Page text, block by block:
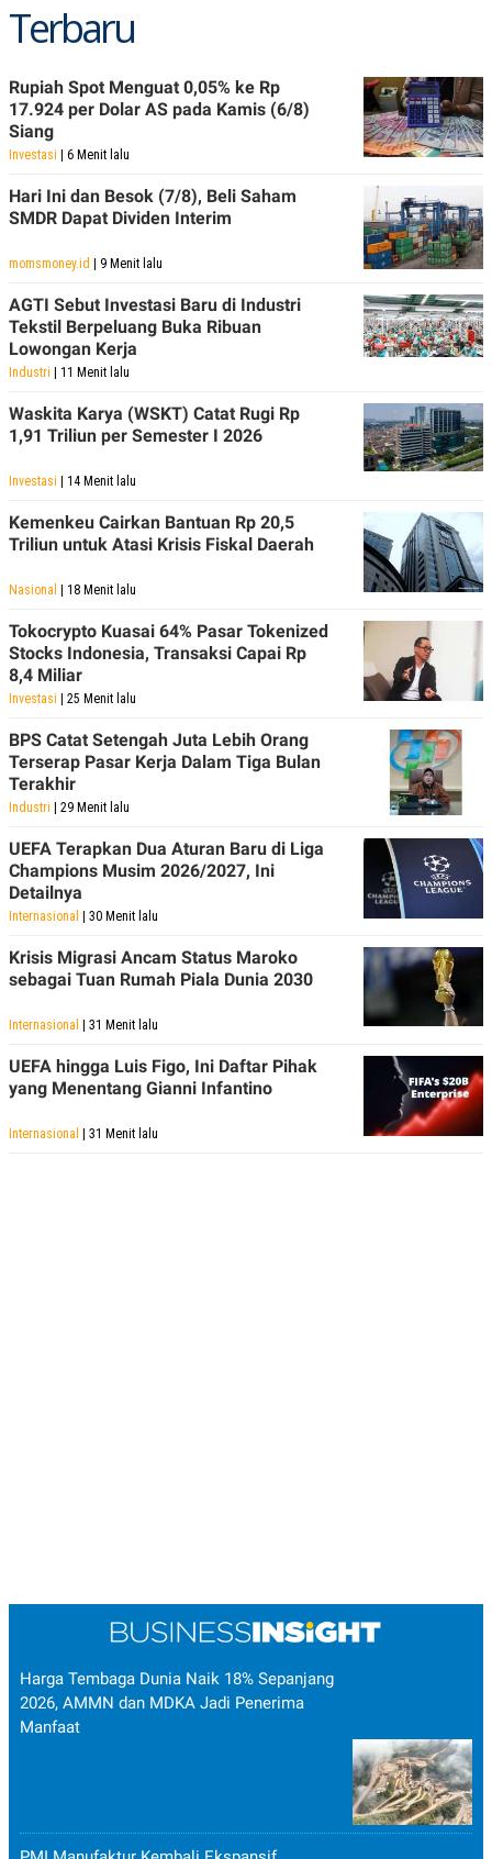
Terbaru
Rupiah Spot Menguat 0,05% ke Rp
17.924 per Dolar AS pada Kamis (6/8)
Siang
Investasi | 6 Menit lalu
Hari Ini dan Besok (7/8), Beli Saham
SMDR Dapat Dividen Interim
momsmoney.id | 9 Menit lalu
AGTI Sebut Investasi Baru di Industri
Tekstil Berpeluang Buka Ribuan
Lowongan Kerja
Industri | 11 Menit lalu
Waskita Karya (WSKT) Catat Rugi Rp
1,91 Triliun per Semester I 2026
Investasi | 14 Menit lalu
Kemenkeu Cairkan Bantuan Rp 20,5
Triliun untuk Atasi Krisis Fiskal Daerah
Nasional | 18 Menit lalu
Tokocrypto Kuasai 64% Pasar Tokenized
Stocks Indonesia, Transaksi Capai Rp
8,4 Miliar
Investasi | 25 Menit lalu
BPS Catat Setengah Juta Lebih Orang
Terserap Pasar Kerja Dalam Tiga Bulan
Terakhir
Industri | 29 Menit lalu
UEFA Terapkan Dua Aturan Baru di Liga
Champions Musim 2026/2027, Ini
Detailnya
Internasional | 30 Menit lalu
Krisis Migrasi Ancam Status Maroko
sebagai Tuan Rumah Piala Dunia 2030
Internasional | 31 Menit lalu
UEFA hingga Luis Figo, Ini Daftar Pihak
yang Menentang Gianni Infantino
Internasional | 31 Menit lalu
Harga Tembaga Dunia Naik 18% Sepanjang
2026, AMMN dan MDKA Jadi Penerima
Manfaat